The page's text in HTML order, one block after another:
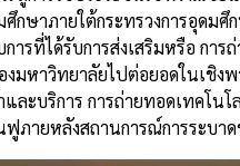
ษาภายใต้กระทรวงการอุดม
รที่ได้รับการส่งเสริมหรือ กา
หาวิทยาลัยไปต่อยอดในเชิง
ะบริการ การถ่ายทอดเทคโน
ายหลังสถานการณ์การระบาด